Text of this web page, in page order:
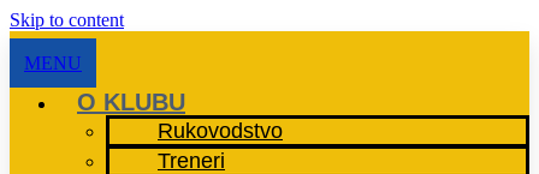
Skip to content
MENU
O KLUBU
Rukovodstvo
Treneri